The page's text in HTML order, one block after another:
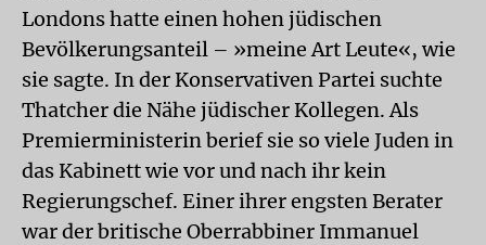
Londons hatte einen hohen jüdischen
Bevölkerungsanteil – »meine Art Leute«, wie
sie sagte. In der Konservativen Partei suchte
Thatcher die Nähe jüdischer Kollegen. Als
Premierministerin berief sie so viele Juden in
das Kabinett wie vor und nach ihr kein
Regierungschef. Einer ihrer engsten Berater
war der britische Oberrabbiner Immanuel